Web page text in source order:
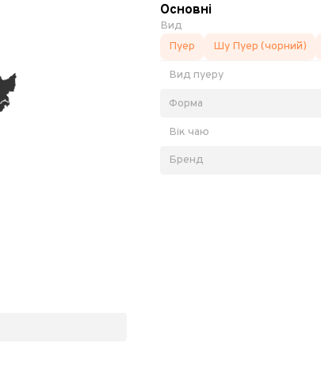
Основні
Вид
Пуер
Шу Пуер (чорний)
Вид пуеру
Форма
Вік чаю
Бренд